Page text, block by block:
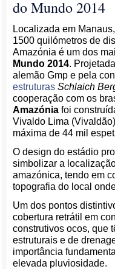
do Mundo 2014
Localizada em
1500 quilómetros de
Amazónia é um dos
Mundo 2014.
alemão Gmp e pela
estruturas Schlaich
cooperação com os
Amazónia foi
Vivaldo Lima
máxima de 44 mil
O design do estádio
simbolizar a
amazónica, tendo em
topografia do local
Um dos pontos
cobertura retrátil em
construtivos ocos, que
estruturais e de
importância
elevada pluviosidade.